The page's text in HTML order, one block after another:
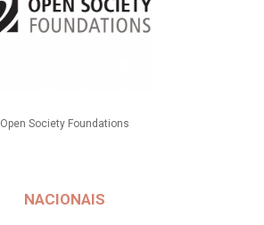
Open Society Foundations
NACIONAIS